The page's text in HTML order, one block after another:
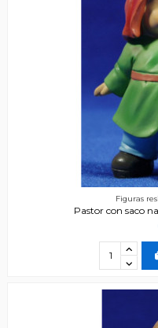
Figuras
Pastor con saco